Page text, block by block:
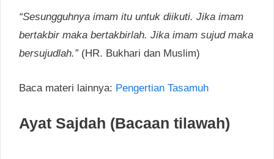
“Sesungguhnya imam itu untuk diikuti. Jika imam
bertakbir maka bertakbirlah. Jika imam sujud maka
bersujudlah.”(HR. Bukhari dan Muslim)
Baca materi lainnya: Pengertian Tasamuh
Ayat Sajdah (Bacaan tilawah)